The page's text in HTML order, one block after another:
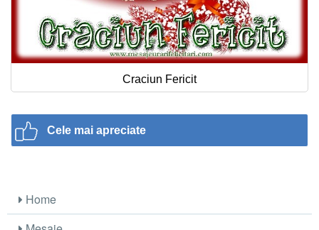
Craciun Fericit
Cele mai apreciate
Home